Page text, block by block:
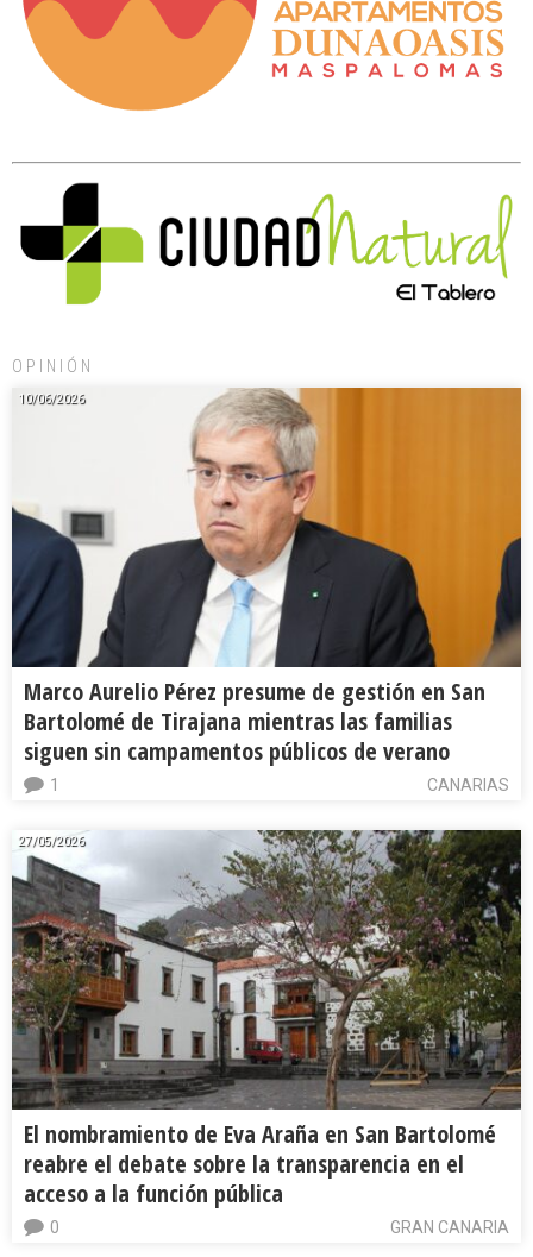
OPINIÓN
10/06/2026
Marco Aurelio Pérez presume de gestión en San
Bartolomé de Tirajana mientras las familias
siguen sin campamentos públicos de verano
CANARIAS
1
27/05/2026
El nombramiento de Eva Araña en San Bartolomé
reabre el debate sobre la transparencia en el
acceso a la función pública
GRAN CANARIA
0